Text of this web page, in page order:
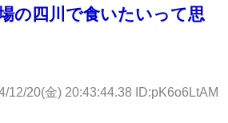
の四川で食いたいって思
12/20(金) 20:43:44.38 ID:pK6o6LtAM